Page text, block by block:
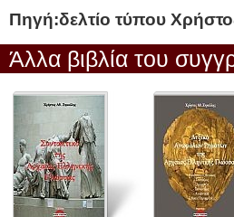
Πηγή:δελτίο τύπου
Άλλα βιβλία του